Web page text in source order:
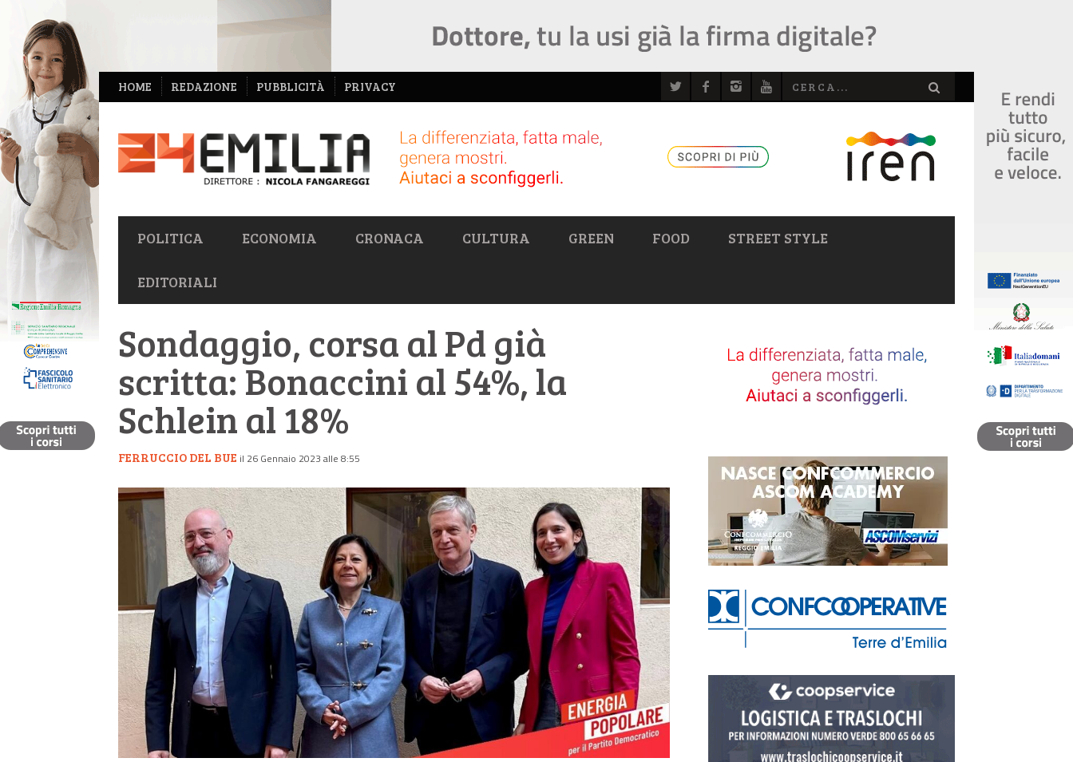
NAVIGAZIONE
SECONDARIA
HOME REDAZIONE PUBBLICITÀ PRIVACY
NAVIGAZIONE
PRIMARIA
POLITICA ECONOMIA CRONACA CULTURA GREEN FOOD STREET STYLE
EDITORIALI
Sondaggio, corsa al Pd già
scritta: Bonaccini al 54%, la
Schlein al 18%
FERRUCCIO DEL BUE il 26 Gennaio 2023 alle 8:55